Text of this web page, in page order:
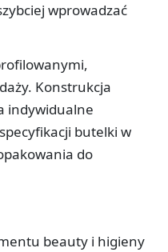
wprowadzać
Konstrukcja
indywidualne
butelki w
do
beauty i higieny